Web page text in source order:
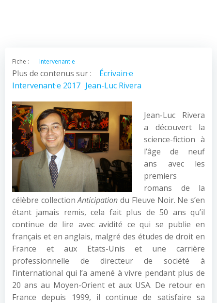
Fiche : Intervenant·e
Plus de contenus sur :
Écrivain·e
Intervenant·e 2017 Jean-Luc Rivera
Jean-Luc Rivera
a découvert la
science-fiction à
l’âge de neuf
ans avec les
premiers
romans de la
célèbre collectionAnticipation du Fleuve Noir. Ne s’en
étant jamais remis, cela fait plus de 50 ans qu’il
continue de lire avec avidité ce qui se publie en
français et en anglais, malgré des études de droit en
France et aux Etats-Unis et une carrière
professionnelle de directeur de société à
l’international qui l’a amené à vivre pendant plus de
20 ans au Moyen-Orient et aux USA. De retour en
France depuis 1999, il continue de satisfaire sa